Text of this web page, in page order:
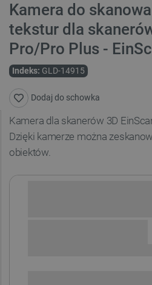
Kamera do
tekstur dla
Pro/Pro Plus -
Indeks: GLD-14915
Dodaj do schowka
Kamera dla skanerów 3D
Dzięki kamerze można
obiektów.